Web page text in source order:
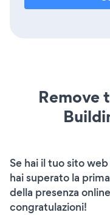
Remove
Se hai il tuo sito
hai superato la
della presenza
congratulazioni!